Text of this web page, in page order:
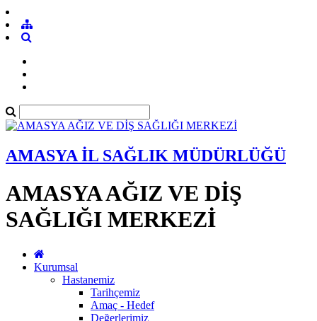
AMASYA İL SAĞLIK MÜDÜRLÜĞÜ
AMASYA AĞIZ VE DİŞ
SAĞLIĞI MERKEZİ
Kurumsal
Hastanemiz
Tarihçemiz
Amaç - Hedef
Değerlerimiz